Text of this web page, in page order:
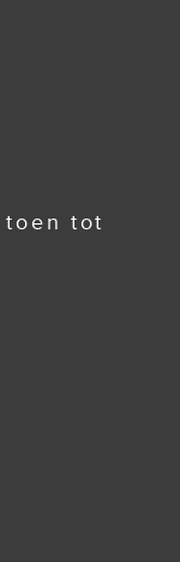
toen tot